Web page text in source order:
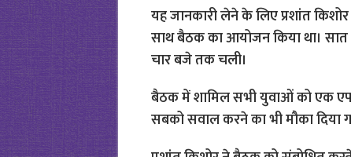
यह जानकारी लेने के लिए प्रशांत किशोर
साथ बैठक का आयोजन किया था।
चार बजे तक चली।
बैठक में शामिल सभी युवाओं को एक
सबको सवाल करने का भी मौका दिया